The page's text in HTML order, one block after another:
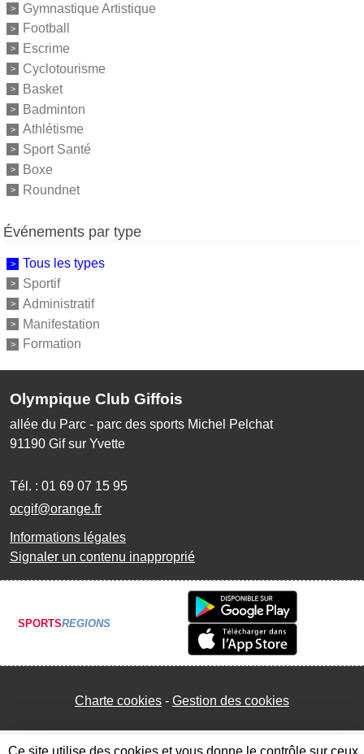
Gymnastique Artistique
Football
Escrime
Cyclotourisme
Basket
Badminton
Athlétisme
Sport Santé
Boxe
Roundnet
Événements par type
Tous les types
Sportif
Administratif
Manifestation
Formation
Olympique Club Giffois
allée du Parc - parc des sports Michel Pelchat
91190 Gif sur Yvette
Tél. : 01 69 07 15 95
ocgif@orange.fr
Informations légales
Signaler un contenu inapproprié
SPORTSREGIONS
Charte cookies Gestion des cookies
Ce site utilise des cookies et vous donne le contrôle sur ceux